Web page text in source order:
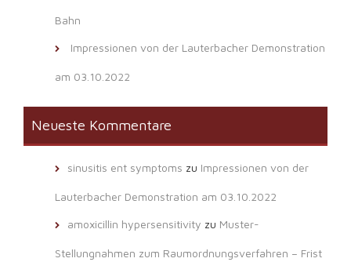
Bahn
Impressionen von der Lauterbacher Demonstration
am 03.10.2022
Neueste Kommentare
sinusitis ent symptoms zu Impressionen von der
Lauterbacher Demonstration am 03.10.2022
amoxicillin hypersensitivity zu Muster-
Stellungnahmen zum Raumordnungsverfahren – Frist